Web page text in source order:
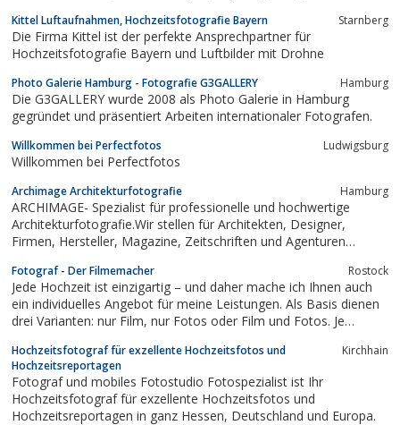
Kittel Luftaufnahmen, Hochzeitsfotografie Bayern Starnberg
Die Firma Kittel ist der perfekte Ansprechpartner für
Hochzeitsfotografie Bayern und Luftbilder mit Drohne
Photo Galerie Hamburg - Fotografie G3GALLERY Hamburg
Die G3GALLERY wurde 2008 als Photo Galerie in Hamburg
gegründet und präsentiert Arbeiten internationaler Fotografen.
Willkommen bei Perfectfotos Ludwigsburg
Willkommen bei Perfectfotos
Archimage Architekturfotografie Hamburg
ARCHIMAGE- Spezialist für professionelle und hochwertige
Architekturfotografie.Wir stellen für Architekten, Designer,
Firmen, Hersteller, Magazine, Zeitschriften und Agenturen
Architekturkommunikation in Print- und Onlinemedien.Erleben Sie
Leidenschaft für Gestaltung und...
Fotograf - Der Filmemacher Rostock
Jede Hochzeit ist einzigartig – und daher mache ich Ihnen auch
ein individuelles Angebot für meine Leistungen. Als Basis dienen
drei Varianten: nur Film, nur Fotos oder Film und Fotos. Je
darf und welchen Aufwand die von Ihnen geäußerten Wünsche
bezüglich der...
Hochzeitsfotograf für exzellente Hochzeitsfotos und
Hochzeitsreportagen
Kirchhain
Fotograf und mobiles Fotostudio Fotospezialist ist Ihr
Hochzeitsfotograf für exzellente Hochzeitsfotos und
Hochzeitsreportagen in ganz Hessen, Deutschland und Europa.